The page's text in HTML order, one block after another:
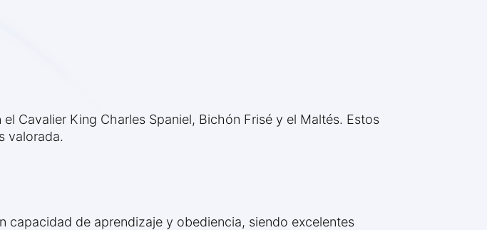
el Cavalier King Charles Spaniel, Bichón Frisé y el Maltés. Estos
valorada.
capacidad de aprendizaje y obediencia, siendo excelentes